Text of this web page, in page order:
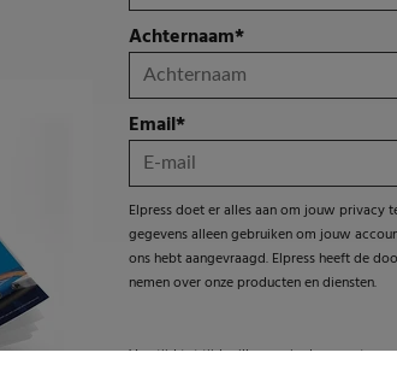
Achternaam*
Email*
Elpress doet er alles aan om jouw privacy
gegevens alleen gebruiken om jouw
ons hebt aangevraagd. Elpress heeft de
nemen over onze producten en diensten.
Van tijd tot tijd willen we je daarnaast